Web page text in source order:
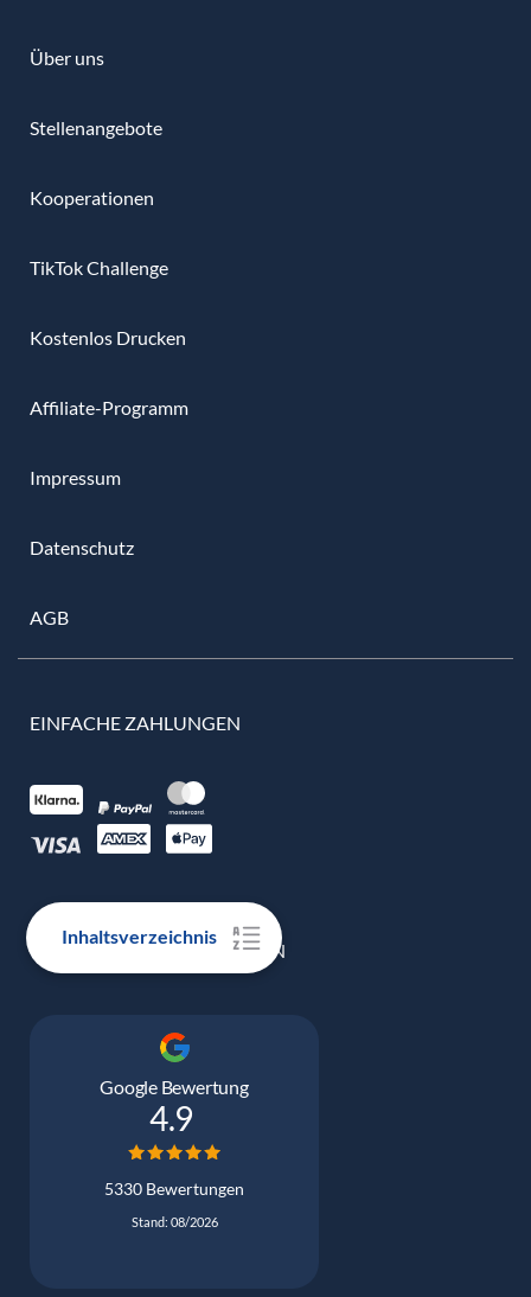
Inhaltsverzeichnis
Über uns
Stellenangebote
Kooperationen
TikTok Challenge
Kostenlos Drucken
Affiliate-Programm
Impressum
Datenschutz
AGB
EINFACHE ZAHLUNGEN
100% ECHTE BEWERTUNGEN
Google Bewertung
4.9
5330 Bewertungen
Stand: 08/2026